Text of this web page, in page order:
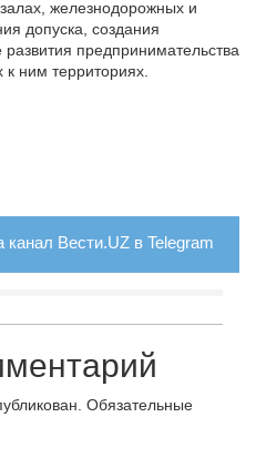
железнодорожных и
допуска, создания
предпринимательства
ним территориях.
Вести.UZ в Telegram
Обязательные